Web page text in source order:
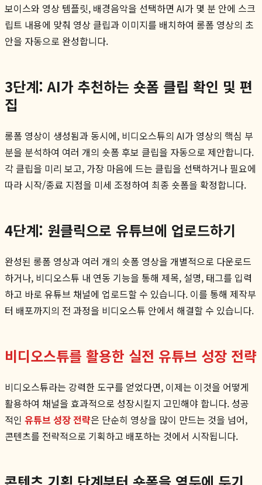
보이스와 영상 템플릿, 배경음악을 선택하면 AI가 몇 분 안에 스크
립트 내용에 맞춰 영상 클립과 이미지를 배치하여 롱폼 영상의 초
안을 자동으로 완성합니다.
3단계: AI가 추천하는 숏폼 클립 확인 및 편
집
롱폼 영상이 생성됨과 동시에, 비디오스튜의 AI가 영상의 핵심 부
분을 분석하여 여러 개의 숏폼 후보 클립을 자동으로 제안합니다.
각 클립을 미리 보고, 가장 마음에 드는 클립을 선택하거나 필요에
따라 시작/종료 지점을 미세 조정하여 최종 숏폼을 확정합니다.
4단계: 원클릭으로 유튜브에 업로드하기
완성된 롱폼 영상과 여러 개의 숏폼 영상을 개별적으로 다운로드
하거나, 비디오스튜 내 연동 기능을 통해 제목, 설명, 태그를 입력
하고 바로 유튜브 채널에 업로드할 수 있습니다. 이를 통해 제작부
터 배포까지의 전 과정을 비디오스튜 안에서 해결할 수 있습니다.
비디오스튜를 활용한 실전 유튜브 성장 전략
비디오스튜라는 강력한 도구를 얻었다면, 이제는 이것을 어떻게
활용하여 채널을 효과적으로 성장시킬지 고민해야 합니다. 성공
적인 유튜브 성장 전략은 단순히 영상을 많이 만드는 것을 넘어,
콘텐츠를 전략적으로 기획하고 배포하는 것에서 시작됩니다.